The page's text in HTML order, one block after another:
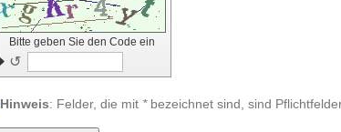
Bitte geben Sie den Code ein
↺
Hinweis : Felder, die mit *bezeichnet sind, sind